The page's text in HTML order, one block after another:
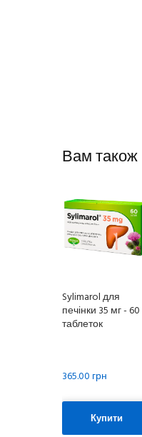
Вам
Sylimarol для
печінки 35 мг - 60
таблеток
365.00 грн
Купити